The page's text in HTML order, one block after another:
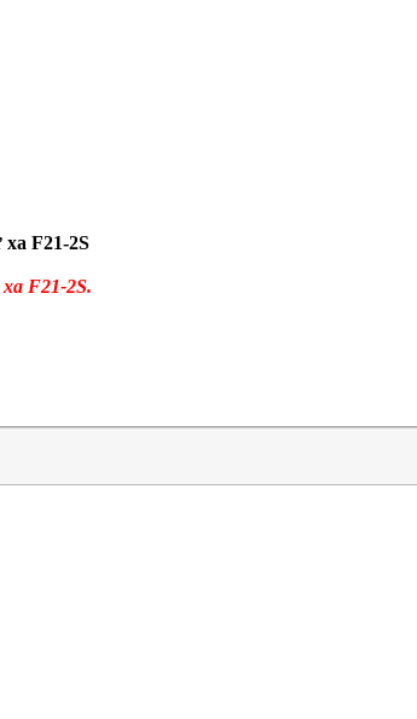
F21-2S.